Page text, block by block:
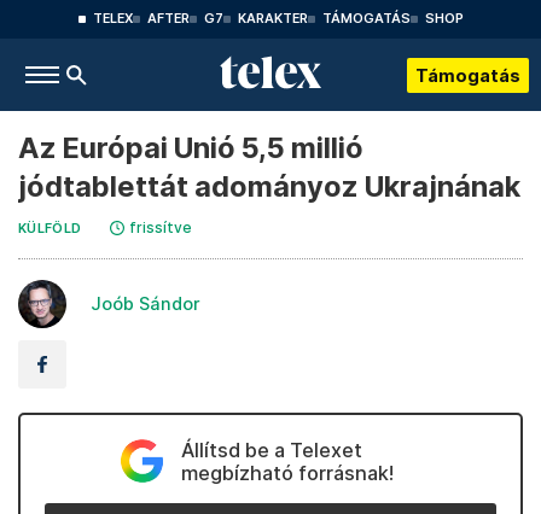
TELEX AFTER G7 KARAKTER TÁMOGATÁS SHOP
Támogatás
Az Európai Unió 5,5 millió
jódtablettát adományoz Ukrajnának
KÜLFÖLD frissítve
Joób Sándor
Állítsd be a Telexet
megbízható forrásnak!